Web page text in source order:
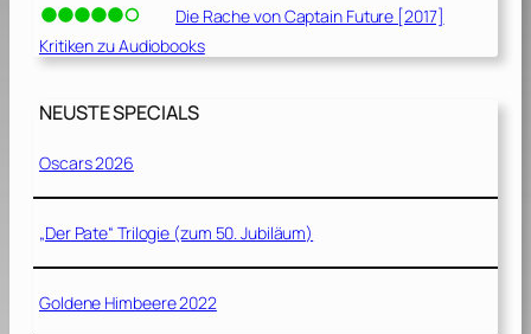
Die Rache von Captain Future [2017]
Kritiken zu Audiobooks
NEUSTE SPECIALS
Oscars 2026
„Der Pate“ Trilogie (zum 50. Jubiläum)
Goldene Himbeere 2022